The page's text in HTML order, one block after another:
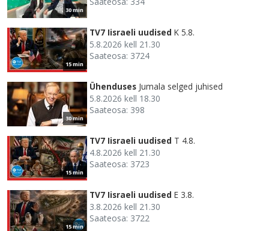
30 min
15 min
TV7 Iisraeli uudised K 5.8.
5.8.2026 kell 21.30
Saateosa: 3724
30 min
Ühenduses Jumala selged juhised
5.8.2026 kell 18.30
Saateosa: 398
15 min
TV7 Iisraeli uudised T 4.8.
4.8.2026 kell 21.30
Saateosa: 3723
15 min
TV7 Iisraeli uudised E 3.8.
3.8.2026 kell 21.30
Saateosa: 3722